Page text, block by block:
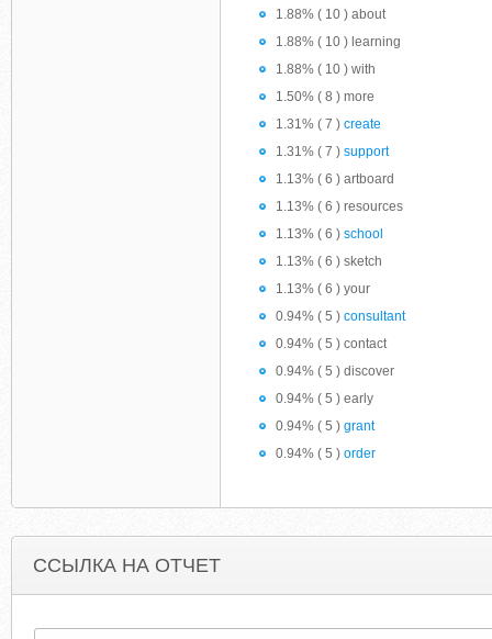
1.88% ( 10 ) about
1.88% ( 10 ) learning
1.88% ( 10 ) with
1.50% ( 8 ) more
1.31% ( 7 ) create
1.31% ( 7 ) support
1.13% ( 6 ) artboard
1.13% ( 6 ) resources
1.13% ( 6 ) school
1.13% ( 6 ) sketch
1.13% ( 6 ) your
0.94% ( 5 ) consultant
0.94% ( 5 ) contact
0.94% ( 5 ) discover
0.94% ( 5 ) early
0.94% ( 5 ) grant
0.94% ( 5 ) order
ССЫЛКА НА ОТЧЕТ